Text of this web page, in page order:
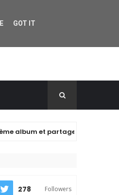
et partage le clip de "closer" !
278 Followers
GOT IT